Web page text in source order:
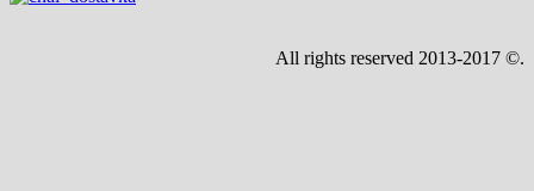
All rights reserved 2013-2017 ©.